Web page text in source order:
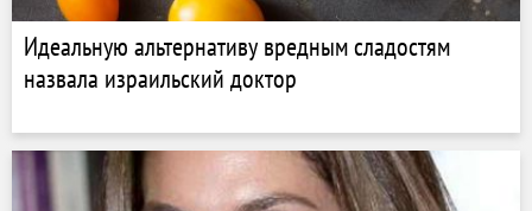
Идеальную альтернативу вредным сладостям
назвала израильский доктор